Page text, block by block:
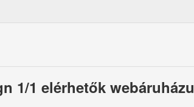
1/1 elérhetők